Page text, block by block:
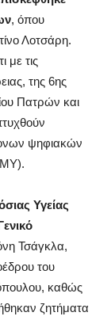
, όπου
Λοτσάρη.
με τις
της 6ης
Πατρών και
ψηφιακών
Υγείας
Τσάγκλα,
του
, καθώς
ζητήματα